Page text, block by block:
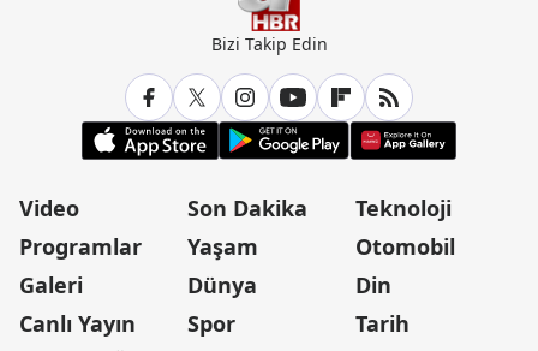
Bizi Takip Edin
Video
Programlar
Galeri
Canlı Yayın
Son Dakika
Yaşam
Dünya
Spor
Teknoloji
Otomobil
Din
Tarih